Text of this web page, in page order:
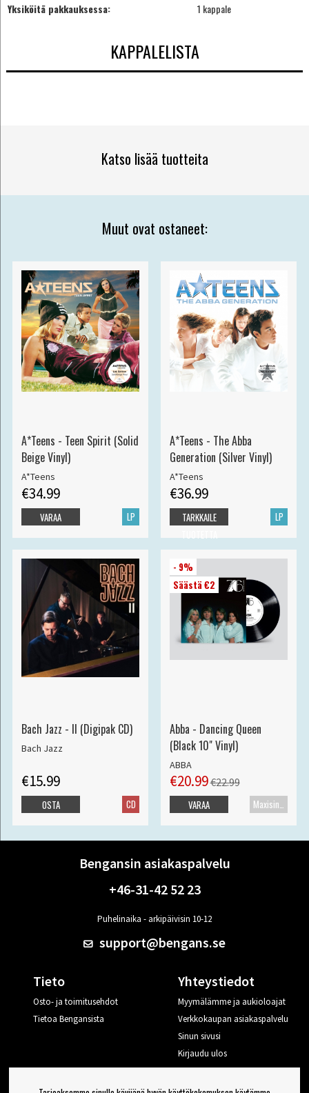
Yksiköitä pakkauksessa:
1 kappale
KAPPALELISTA
Katso lisää tuotteita
Muut ovat ostaneet:
A*Teens - Teen Spirit (Solid
Beige Vinyl)
A*Teens
€34.99
LP
VARAA
A*Teens - The Abba
Generation (Silver Vinyl)
A*Teens
€36.99
LP
TARKKAILE
Bach Jazz - II (Digipak CD)
Bach Jazz
€15.99
CD
OSTA
- 9%
Säästä €2
Abba - Dancing Queen
(Black 10" Vinyl)
ABBA
€20.99€22.99
Maxisingle
VARAA
Bengansin asiakaspalvelu
+46-31-42 52 23
Puhelinaika - arkipäivisin 10-12
support@bengans.se
Tieto
Osto- ja toimitusehdot
Tietoa Bengansista
Yhteystiedot
Myymälämme ja aukioloajat
Verkkokaupan asiakaspalvelu
Sinun sivusi
Kirjaudu ulos
Haluan vinkkejä Bengansilta